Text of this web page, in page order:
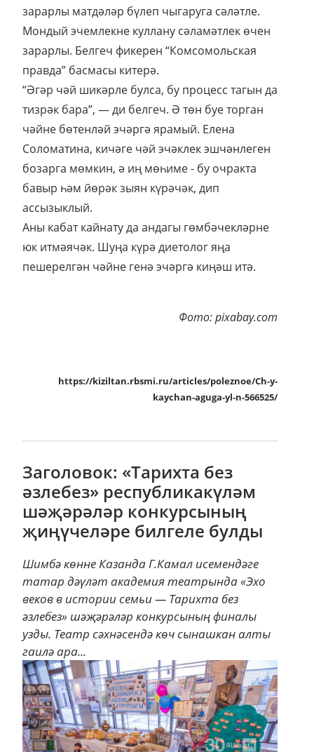
зарарлы матдәләр бүлеп чыгаруга сәләтле.
Мондый эчемлекне куллану сәламәтлек өчен
зарарлы. Белгеч фикерен “Комсомольская
правда” басмасы китерә.
“Әгәр чәй шикәрле булса, бу процесс тагын да
тизрәк бара”, — ди белгеч. Ә төн буе торган
чәйне бөтенләй эчәргә ярамый. Елена
Соломатина, кичәге чәй эчәклек эшчәнлеген
бозарга мөмкин, ә иң мөһиме - бу очракта
бавыр һәм йөрәк зыян күрәчәк, дип
ассызыклый.
Аны кабат кайнату да андагы гөмбәчекләрне
юк итмәячәк. Шуңа күрә диетолог яңа
пешерелгән чәйне генә эчәргә киңәш итә.
Фото: pixabay.com
https://kiziltan.rbsmi.ru/articles/poleznoe/Ch-y-
kaychan-aguga-yl-n-566525/
Заголовок: «Тарихта без
әзлебез» республикакүләм
шәҗәрәләр конкурсының
җиңүчеләре билгеле булды
Шимбә көнне Казанда Г.Камал исемендәге
татар дәүләт академия театрында «Эхо
веков в истории семьи — Тарихта без
әзлебез» шәҗәрәләр конкурсының финалы
узды. Театр сәхнәсендә көч сынашкан алты
гаилә ара...